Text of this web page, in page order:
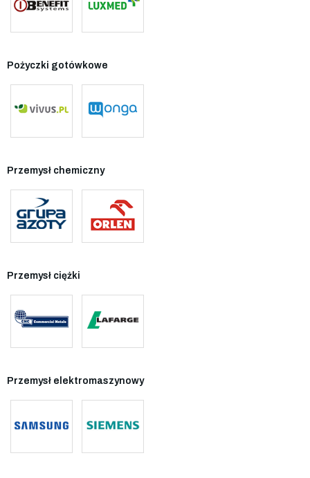
Pożyczki gotówkowe
Przemysł chemiczny
Przemysł ciężki
Przemysł elektromaszynowy